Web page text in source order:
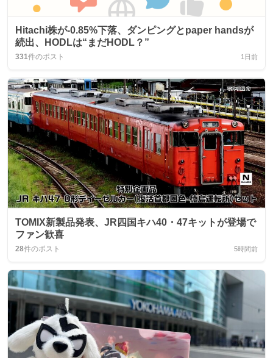
Hitachi株が-0.85%下落、ダンピングとpaper handsが
続出、HODLは“まだHODL？”
331件のポスト 1日前
TOMIX新製品発表、JR四国キハ40・47キットが登場で
ファン歓喜
28件のポスト 5時間前